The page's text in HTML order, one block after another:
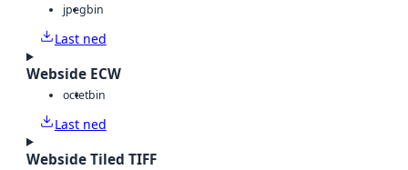
jpegbin
Last ned
Webside ECW
octetbin
Last ned
Webside Tiled TIFF